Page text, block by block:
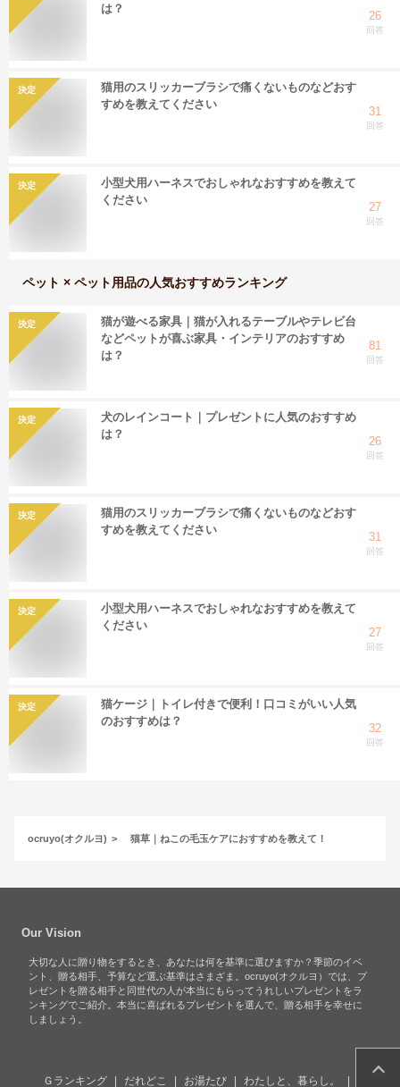
は？
26
回答
決定
猫用のスリッカーブラシで痛くないものなどおす
すめを教えてください
31
回答
決定
小型犬用ハーネスでおしゃれなおすすめを教えて
ください
27
回答
ペット × ペット用品の人気おすすめランキング
決定
猫が遊べる家具｜猫が入れるテーブルやテレビ台
などペットが喜ぶ家具・インテリアのおすすめ
は？
81
回答
決定
犬のレインコート｜プレゼントに人気のおすすめ
は？
26
回答
決定
猫用のスリッカーブラシで痛くないものなどおす
すめを教えてください
31
回答
決定
小型犬用ハーネスでおしゃれなおすすめを教えて
ください
27
回答
決定
猫ケージ｜トイレ付きで便利！口コミがいい人気
のおすすめは？
32
回答
ocruyo(オクルヨ) 猫草｜ねこの毛玉ケアにおすすめを教えて！
Our Vision
大切な人に贈り物をするとき、あなたは何を基準に選びますか？季節のイベ
ント、贈る相手、予算など選ぶ基準はさまざま。ocruyo(オクルヨ）では、プ
レゼントを贈る相手と同世代の人が本当にもらってうれしいプレゼントをラ
ンキングでご紹介。本当に喜ばれるプレゼントを選んで、贈る相手を幸せに
しましょう。
Ｇランキング だれどこ お湯たび わたしと、暮らし。